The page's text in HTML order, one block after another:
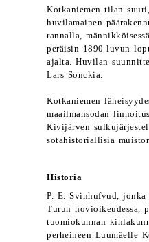
Kotkaniemen tilan
huvilamainen
rannalla,
peräisin 1890-luvun
ajalta. Huvilan
Lars Sonckia.
Kotkaniemen
maailmansodan
Kivijärven
sotahistoriallisia
Historia
P. E. Svinhufvud,
Turun hovioikeudessa,
tuomiokunnan
perheineen Luumäelle